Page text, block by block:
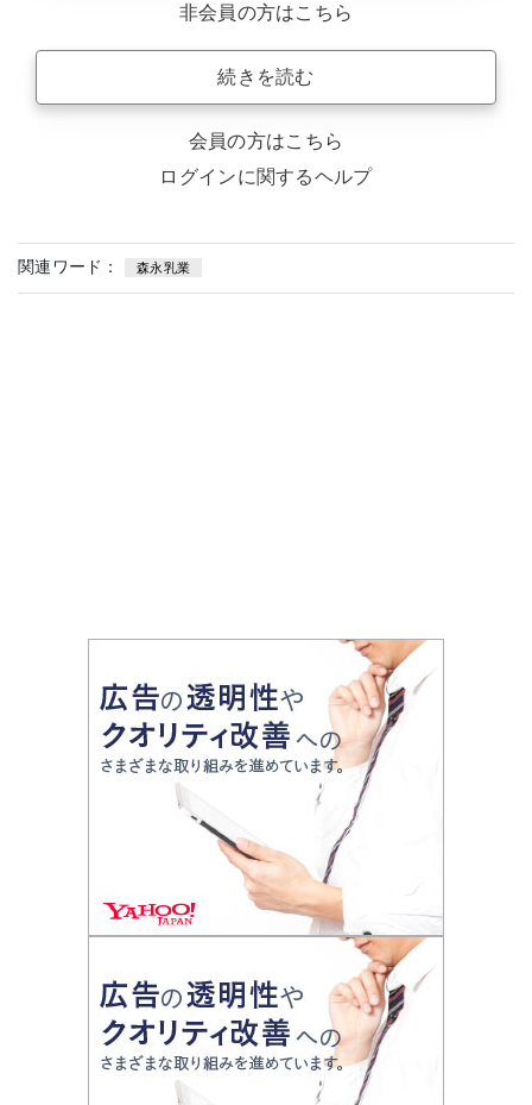
非会員の方はこちら
続きを読む
会員の方はこちら
ログインに関するヘルプ
関連ワード： 森永乳業